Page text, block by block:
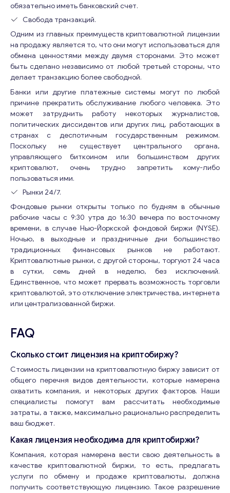
обязательно иметь банковский счет.
Свобода транзакций.
Одним из главных преимуществ криптовалютной лицензии
на продажу является то, что они могут использоваться для
обмена ценностями между двумя сторонами. Это может
быть сделано независимо от любой третьей стороны, что
делает транзакцию более свободной.
Банки или другие платежные системы могут по любой
причине прекратить обслуживание любого человека. Это
может затруднить работу некоторых журналистов,
политических диссидентов или других лиц, работающих в
странах с деспотичным государственным режимом.
Поскольку не существует центрального органа,
управляющего биткоином или большинством других
криптовалют, очень трудно запретить кому-либо
пользоваться ими.
Рынки 24/7.
Фондовые рынки открыты только по будням в обычные
рабочие часы с 9:30 утра до 16:30 вечера по восточному
времени, в случае Нью-Йоркской фондовой биржи (NYSE).
Ночью, в выходные и праздничные дни большинство
традиционных финансовых рынков не работают.
Криптовалютные рынки, с другой стороны, торгуют 24 часа
в сутки, семь дней в неделю, без исключений.
Единственное, что может прервать возможность торговли
криптовалютой, это отключение электричества, интернета
или централизованной биржи.
FAQ
Сколько стоит лицензия на криптобиржу?
Стоимость лицензии на криптовалютную биржу зависит от
общего перечня видов деятельности, которые намерена
охватить компания, и некоторых других факторов. Наши
специалисты помогут вам рассчитать необходимые
затраты, а также, максимально рационально распределить
ваш бюджет.
Какая лицензия необходима для криптобиржи?
Компания, которая намерена вести свою деятельность в
качестве криптовалютной биржи, то есть, предлагать
услуги по обмену и продаже криптовалюты, должна
получить соответствующую лицензию. Такое разрешение